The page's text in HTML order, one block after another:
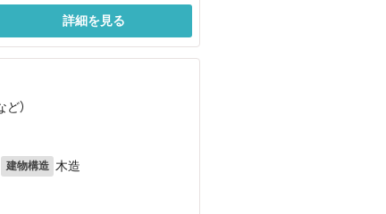
詳細を見る
ど）
建物構造 木造